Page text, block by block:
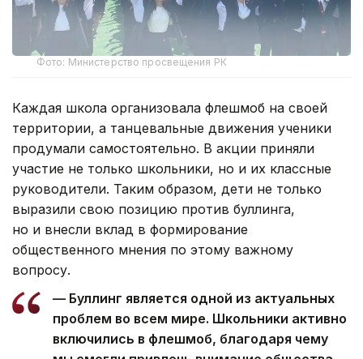
Фото: Министерство просвещения РК
Каждая школа организовала флешмоб на своей
территории, а танцевальные движения ученики
продумали самостоятельно. В акции приняли
участие не только школьники, но и их классные
руководители. Таким образом, дети не только
выразили свою позицию против буллинга,
но и внесли вклад в формирование
общественного мнения по этому важному
вопросу.
— Буллинг является одной из актуальных
проблем во всем мире. Школьники активно
включились в флешмоб, благодаря чему